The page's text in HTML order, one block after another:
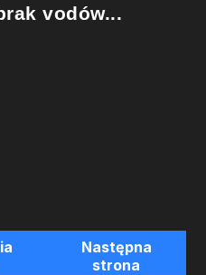
vodów...
Następna
strona